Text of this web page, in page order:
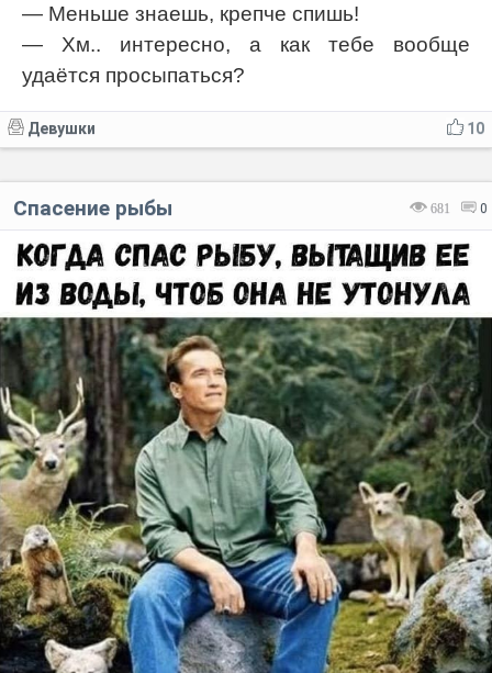
— Меньше знаешь, крепче спишь!
— Хм.. интересно, а как тебе вообще
удаётся просыпаться?
10
Девушки
681 0
Спасение рыбы